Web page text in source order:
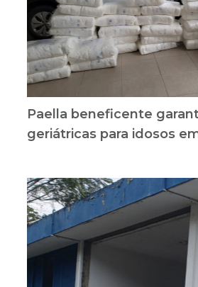
Paella beneficente
geriátricas para idosos